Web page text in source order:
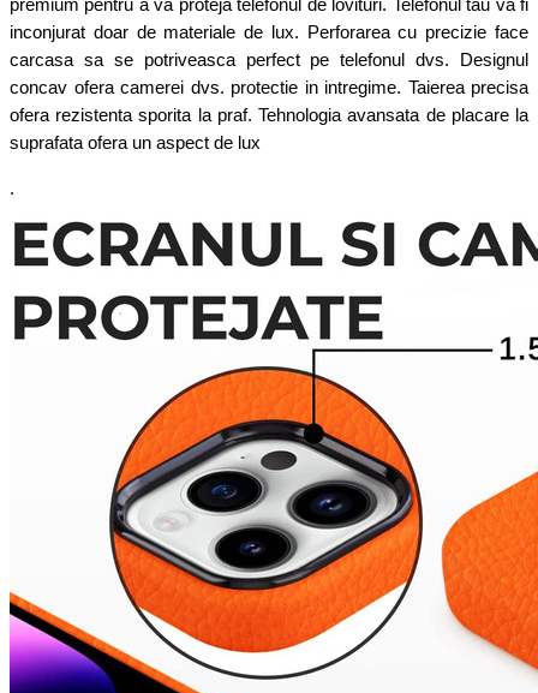
premium pentru a va proteja telefonul de lovituri. Telefonul tau va fi
inconjurat doar de materiale de lux. Perforarea cu precizie face
carcasa sa se potriveasca perfect pe telefonul dvs. Designul
concav ofera camerei dvs. protectie in intregime. Taierea precisa
ofera rezistenta sporita la praf. Tehnologia avansata de placare la
suprafata ofera un aspect de lux
.